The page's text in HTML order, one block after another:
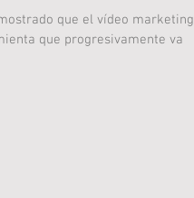
que el vídeo marketing
que progresivamente va